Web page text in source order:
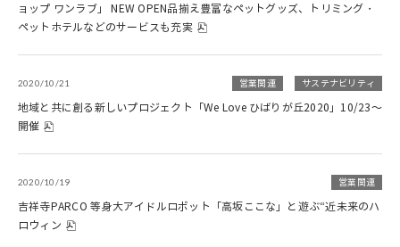
ョップ ワンラブ」 NEW OPEN品揃え豊富なペットグッズ、トリミング・
ペットホテルなどのサービスも充実
2020/10/21 営業関連 サステナビリティ
地域と共に創る新しいプロジェクト「We Love ひばりが丘2020」10/23～
開催
2020/10/19 営業関連
吉祥寺PARCO 等身大アイドルロボット「高坂ここな」と遊ぶ“近未来のハ
ロウィン